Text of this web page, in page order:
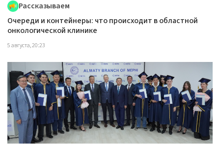
Рассказываем
Очереди и контейнеры: что происходит в областной
онкологической клинике
5 августа, 20:23